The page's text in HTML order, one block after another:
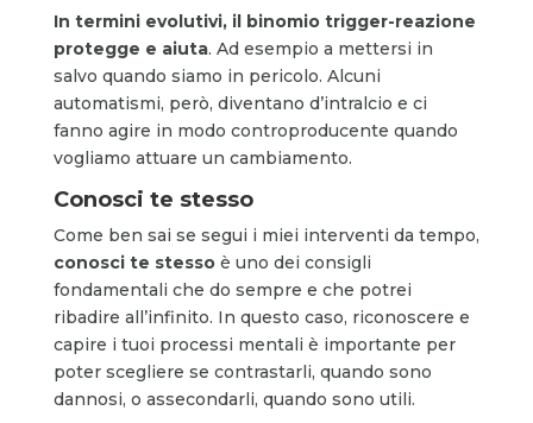
In termini evolutivi, il binomio trigger-reazione
protegge e aiuta. Ad esempio a mettersi in
salvo quando siamo in pericolo. Alcuni
automatismi, però, diventano d’intralcio e ci
fanno agire in modo controproducente quando
vogliamo attuare un cambiamento.
Conosci te stesso
Come ben sai se segui i miei interventi da tempo,
conosci te stessoè uno dei consigli
fondamentali che do sempre e che potrei
ribadire all’infinito. In questo caso, riconoscere e
capire i tuoi processi mentali è importante per
poter scegliere se contrastarli, quando sono
dannosi, o assecondarli, quando sono utili.